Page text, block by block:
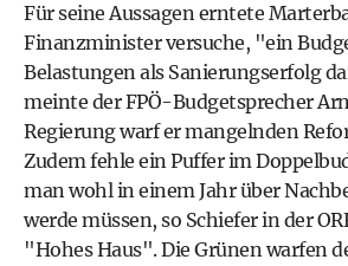
Für seine Aussagen erntete
Finanzminister versuche, "ein
Belastungen als Sanierungserfolg
meinte der FPÖ-Budgetsprecher
Regierung warf er mangelnden
Zudem fehle ein Puffer im
man wohl in einem Jahr über
werde müssen, so Schiefer in der
"Hohes Haus". Die Grünen warfen